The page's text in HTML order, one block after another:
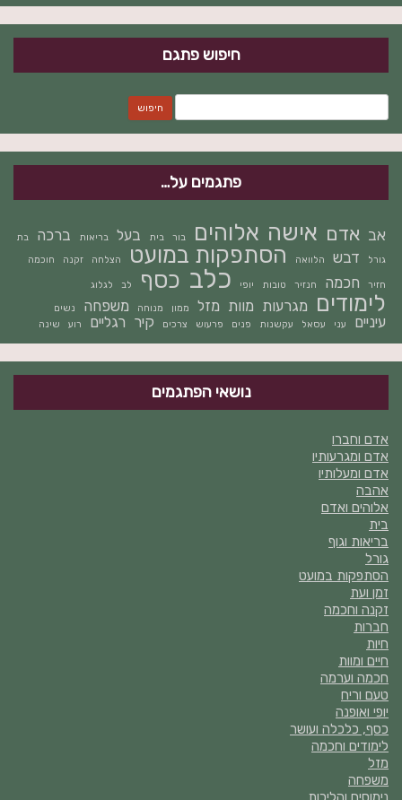
חיפוש פתגם
פתגמים על…
אב אדם אישה אלוהים בור בית בעל בריאות ברכה
בת
גורל
דבש הלוואה הסתפקות במועט הצלחה זקנה חוכמה
חזיר חכמה חנזיר טובות יופי כלב כסף לב לגלוג
לימודים מגרעות מוות מזל ממון מנוחה משפחה נשים
עיניים עני עסאל עקשנות פנים פרעוש צרכים קיר רגליים רוע שינה
נושאי הפתגמים
אדם וחברו
אדם ומגרעותיו
אדם ומעלותיו
אהבה
אלוהים ואדם
בית
בריאות וגוף
גורל
הסתפקות במועט
זמן ועת
זקנה וחכמה
חברות
חיות
חיים ומוות
חכמה וערמה
טעם וריח
יופי ואופנה
כסף, כלכלה ועושר
לימודים וחכמה
מזל
משפחה